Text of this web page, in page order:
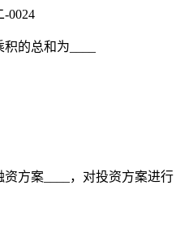
0024
的总和为____
方案____，对投资方案进行